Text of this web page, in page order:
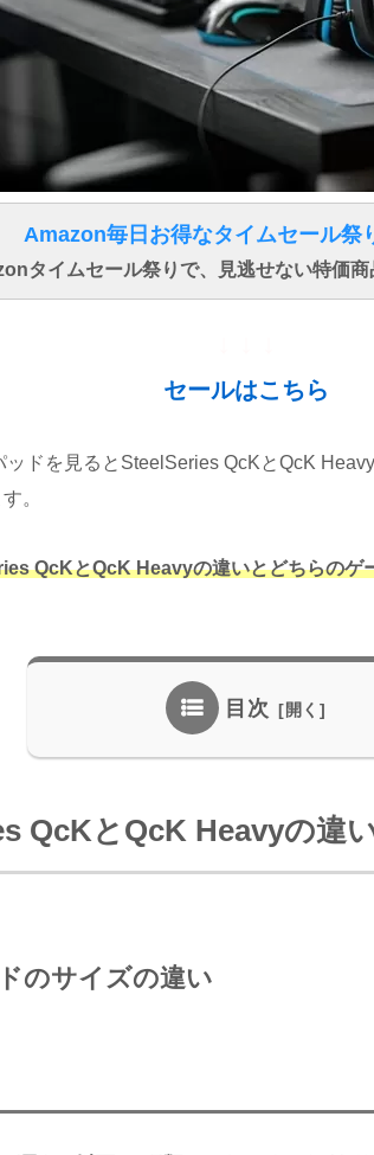
Amazon毎日お得なタイムセール祭
タイムセール祭りで、見逃せない特価商
セールはこちら
ドを見るとSteelSeries QcKとQcK
。
QcKとQcK Heavyの違いとどちらのゲ
目次
QcKとQcK Heavyの違
のサイズの違い